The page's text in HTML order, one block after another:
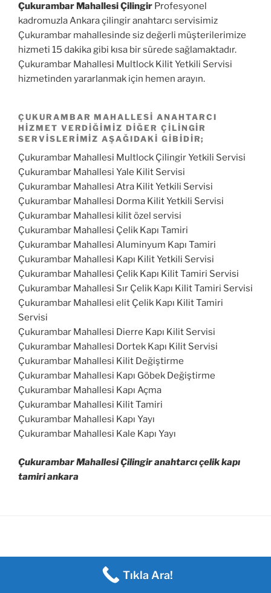
Çukurambar Mahallesi Çilingir Profesyonel
kadromuzla Ankara çilingir anahtarcı servisimiz
Çukurambar mahallesinde siz değerli müşterilerimize
hizmeti 15 dakika gibi kısa bir sürede sağlamaktadır.
Çukurambar Mahallesi Multlock Kilit Yetkili Servisi
hizmetinden yararlanmak için hemen arayın.
ÇUKURAMBAR MAHALLESI ANAHTARCI
HIZMET VERDIĞIMIZ DIĞER ÇILINGIR
SERVISLERIMIZ AŞAĞIDAKI GIBIDIR;
Çukurambar Mahallesi Multlock Çilingir Yetkili Servisi
Çukurambar Mahallesi Yale Kilit Servisi
Çukurambar Mahallesi Atra Kilit Yetkili Servisi
Çukurambar Mahallesi Dorma Kilit Yetkili Servisi
Çukurambar Mahallesi kilit özel servisi
Çukurambar Mahallesi Çelik Kapı Tamiri
Çukurambar Mahallesi Aluminyum Kapı Tamiri
Çukurambar Mahallesi Kapı Kilit Yetkili Servisi
Çukurambar Mahallesi Çelik Kapı Kilit Tamiri Servisi
Çukurambar Mahallesi Sır Çelik Kapı Kilit Tamiri Servisi
Çukurambar Mahallesi elit Çelik Kapı Kilit Tamiri
Servisi
Çukurambar Mahallesi Dierre Kapı Kilit Servisi
Çukurambar Mahallesi Dortek Kapı Kilit Servisi
Çukurambar Mahallesi Kilit Değiştirme
Çukurambar Mahallesi Kapı Göbek Değiştirme
Çukurambar Mahallesi Kapı Açma
Çukurambar Mahallesi Kilit Tamiri
Çukurambar Mahallesi Kapı Yayı
Çukurambar Mahallesi Kale Kapı Yayı
Çukurambar Mahallesi Çilingir anahtarcı çelik kapı
tamiri ankara
Tıkla Ara!